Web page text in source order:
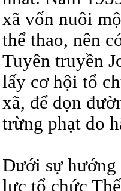
xã vốn nuôi
thể thao, nên
Tuyên truyền
lấy cơ hội tổ
xã, để dọn
trừng phạt do
Dưới sự hướng
lực tổ chức